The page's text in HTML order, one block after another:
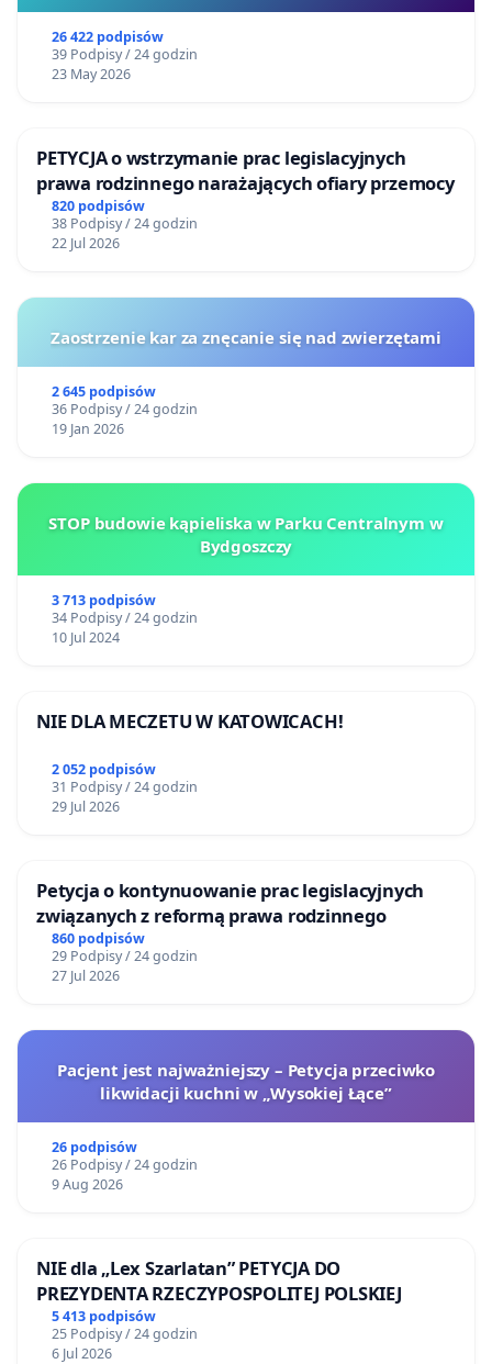
26 422 podpisów
39 Podpisy / 24 godzin
23 May 2026
PETYCJA o wstrzymanie prac legislacyjnych
prawa rodzinnego narażających ofiary przemocy
820 podpisów
38 Podpisy / 24 godzin
22 Jul 2026
Zaostrzenie kar za znęcanie się nad zwierzętami
2 645 podpisów
36 Podpisy / 24 godzin
19 Jan 2026
STOP budowie kąpieliska w Parku Centralnym w
Bydgoszczy
3 713 podpisów
34 Podpisy / 24 godzin
10 Jul 2024
NIE DLA MECZETU W KATOWICACH!
2 052 podpisów
31 Podpisy / 24 godzin
29 Jul 2026
Petycja o kontynuowanie prac legislacyjnych
związanych z reformą prawa rodzinnego
860 podpisów
29 Podpisy / 24 godzin
27 Jul 2026
Pacjent jest najważniejszy – Petycja przeciwko
likwidacji kuchni w „Wysokiej Łące”
26 podpisów
26 Podpisy / 24 godzin
9 Aug 2026
NIE dla „Lex Szarlatan” PETYCJA DO
PREZYDENTA RZECZYPOSPOLITEJ POLSKIEJ
5 413 podpisów
25 Podpisy / 24 godzin
6 Jul 2026